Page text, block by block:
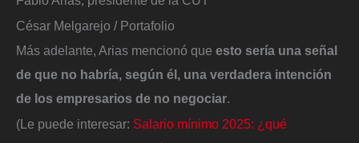
César Melgarejo / Portafolio
Más adelante, Arias mencionó que esto sería una señal
de que no habría, según él, una verdadera intención
de los empresarios de no negociar.
(Le puede interesar: Salario mínimo 2025: ¿qué